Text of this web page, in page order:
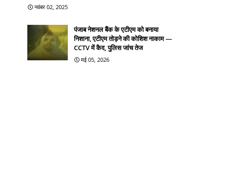
नवंबर 02, 2025
पंजाब नेशनल बैंक के एटीएम को बनाया
निशाना, एटीएम तोड़ने की कोशिश नाकाम —
CCTV में कैद, पुलिस जांच तेज
मई 05, 2026